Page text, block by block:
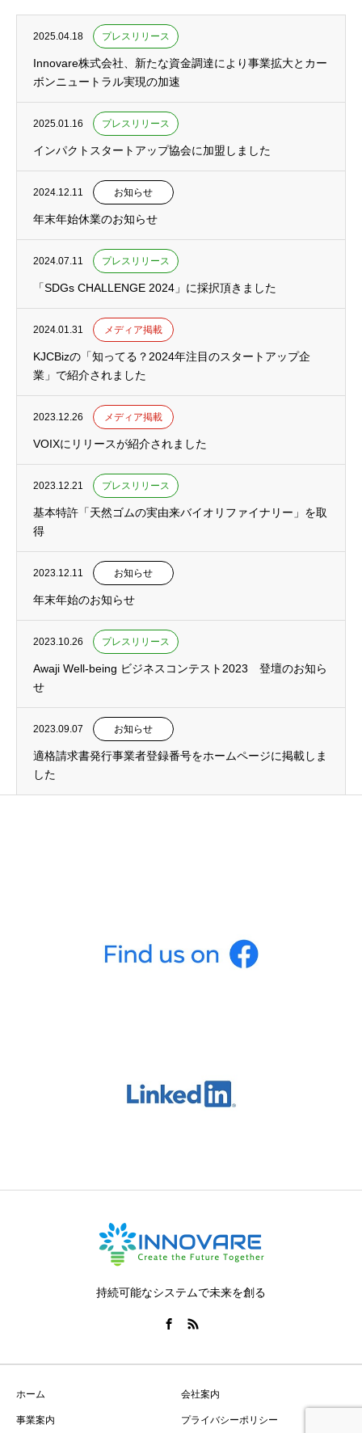
2025.04.18 プレスリリース
Innovare株式会社、新たな資金調達により事業拡大とカー
ボンニュートラル実現の加速
2025.01.16 プレスリリース
インパクトスタートアップ協会に加盟しました
2024.12.11 お知らせ
年末年始休業のお知らせ
2024.07.11 プレスリリース
「SDGs CHALLENGE 2024」に採択頂きました
2024.01.31 メディア掲載
KJCBizの「知ってる？2024年注目のスタートアップ企
業」で紹介されました
2023.12.26 メディア掲載
VOIXにリリースが紹介されました
2023.12.21 プレスリリース
基本特許「天然ゴムの実由来バイオリファイナリー」を取
得
2023.12.11 お知らせ
年末年始のお知らせ
2023.10.26 プレスリリース
Awaji Well-being ビジネスコンテスト2023 登壇のお知ら
せ
2023.09.07 お知らせ
適格請求書発行事業者登録番号をホームページに掲載しま
した
持続可能なシステムで未来を創る
ホーム 会社案内
事業案内 プライバシーポリシー